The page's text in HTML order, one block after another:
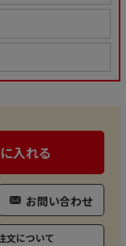
入れる
お問い合わせ
文について